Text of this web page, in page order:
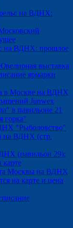
на ВДНХ:
на ВДНХ: прошлое
выставка
ярмарки
в Москве на ВДНХ
Junwex
в павильоне 21
горка"
"Рыболовство"
на ВДНХ (стр.
(павильон 29):
карте
Москвы на ВДНХ
на карте и цена